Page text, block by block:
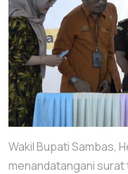
Wakil Bupati Sambas,
menandatangani